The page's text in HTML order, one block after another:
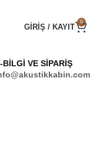
GIRIŞ / KAYIT
0
BİLGİ VE SİPARİŞ